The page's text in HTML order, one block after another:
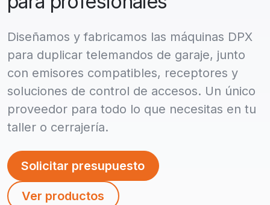
Diseñamos y fabricamos las máquinas DPX
para duplicar telemandos de garaje, junto
con emisores compatibles, receptores y
soluciones de control de accesos. Un único
proveedor para todo lo que necesitas en tu
taller o cerrajería.
Solicitar presupuesto
Ver productos